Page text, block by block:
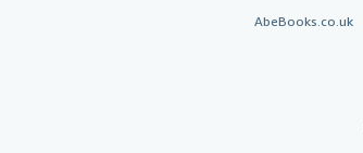
AbeBooks.co.uk